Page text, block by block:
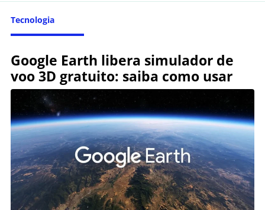
Tecnologia
Google Earth libera simulador de
voo 3D gratuito: saiba como usar